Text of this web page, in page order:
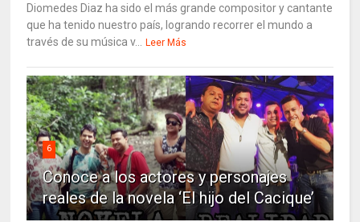
Diomedes Diaz ha sido el más grande compositor y cantante
que ha tenido nuestro país, logrando recorrer el mundo a
través de su música v... Leer Más
6
Conoce a los actores y personajes
reales de la novela ‘El hijo del Cacique’